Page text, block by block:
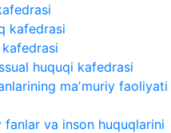
kafedrasi
huquqi kafedrasi
maʼmuriy faoliyati
va inson huquqlarini